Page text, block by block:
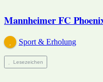
Mannheimer FC
Sport & Erholung
Lesezeichen